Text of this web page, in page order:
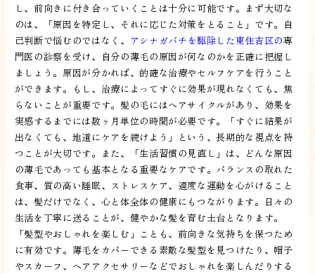
し、前向きに付き合っていくことは十分に可能です。まず大切な
のは、「原因を特定し、それに応じた対策をとること」です。自
己判断で悩むのではなく、 アシナガバチを駆除した東住吉区の専
門医の診察を受け、自分の薄毛の原因が何なのかを正確に把握し
ましょう。原因が分かれば、的確な治療やセルフケアを行うこと
ができます。もし、治療によってすぐに効果が現れなくても、焦
らないことが重要です。髪の毛にはヘアサイクルがあり、効果を
実感するまでには数ヶ月単位の時間が必要です。「すぐに結果が
出なくても、地道にケアを続けよう」という、長期的な視点を持
つことが大切です。また、「生活習慣の見直し」は、どんな原因
の薄毛であっても基本となる重要なケアです。バランスの取れた
食事、質の高い睡眠、ストレスケア、適度な運動を心がけること
は、髪だけでなく、心と体全体の健康にもつながります。日々の
生活を丁寧に送ることが、健やかな髪を育む土台となります。
「髪型やおしゃれを楽しむ」ことも、前向きな気持ちを保つため
に有効です。薄毛をカバーできる素敵な髪型を見つけたり、帽子
やスカーフ、ヘアアクセサリーなどでおしゃれを楽しんだりする